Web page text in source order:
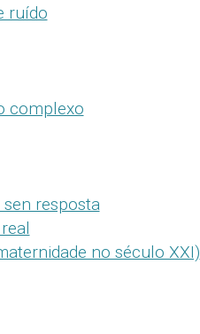
ruído
complexo
sen resposta
no século XXI)